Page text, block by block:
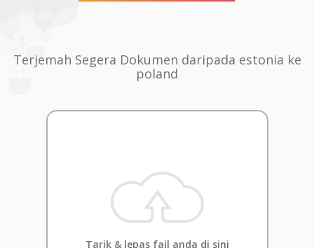
Terjemah Segera Dokumen daripada estonia ke
poland
Tarik & lepas fail anda di sini